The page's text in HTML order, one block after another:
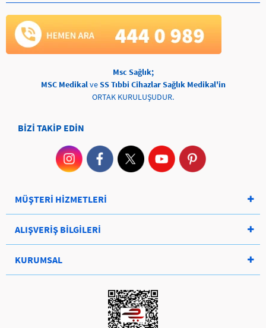
Msc Sağlık;
MSC MedikalveSS Tıbbi Cihazlar Sağlık Medikal'in
ORTAK KURULUŞUDUR.
BİZİ TAKİP EDİN
MÜŞTERİ HİZMETLERİ
ALIŞVERİŞ BİLGİLERİ
KURUMSAL